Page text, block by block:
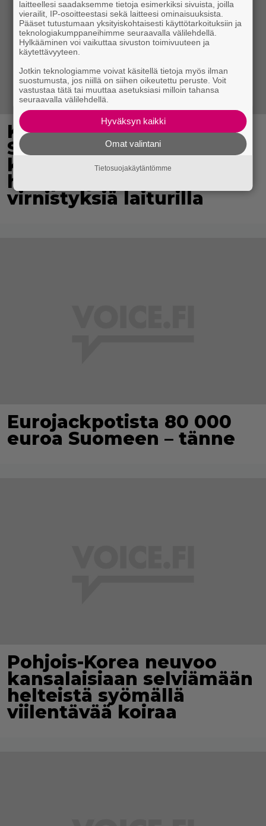
Karita Tykän ja Sami
Saikkosen rakkaus
kukoistaa – vähäpukeista
hempeilyä ja leveitä
virnistyksiä laiturilla
Eurojackpotista 80 000
euroa Suomeen – tänne
Pohjois-Korea neuvoo
kansalaisiaan selviämään
helteistä syömällä
viilentävää koiraa
laitteellesi saadaksemme tietoja esimerkiksi sivuista, joilla
vierailit, IP-osoitteestasi sekä laitteesi ominaisuuksista.
Pääset tutustumaan yksityiskohtaisesti käyttötarkoituksiin ja
teknologiakumppaneihimme seuraavalla välilehdellä.
Hylkääminen voi vaikuttaa sivuston toimivuuteen ja
käytettävyyteen.
Jotkin teknologiamme voivat käsitellä tietoja myös ilman
suostumusta, jos niillä on siihen oikeutettu peruste. Voit
vastustaa tätä tai muuttaa asetuksiasi milloin tahansa
seuraavalla välilehdellä.
Hyväksyn kaikki
Omat valintani
Tietosuojakäytäntömme